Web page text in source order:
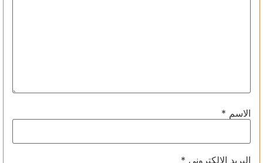
الاسم *
البريد الإلكتروني *